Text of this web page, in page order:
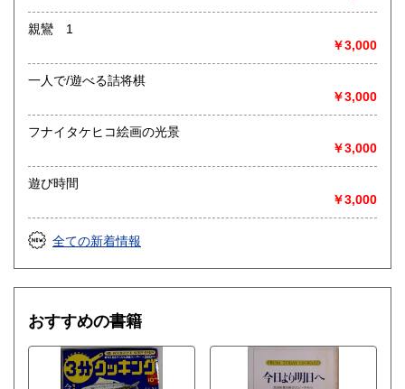
親鸞 1
￥3,000
一人で/遊べる詰将棋
￥3,000
フナイタケヒコ絵画の光景
￥3,000
遊び時間
￥3,000
全ての新着情報
おすすめの書籍